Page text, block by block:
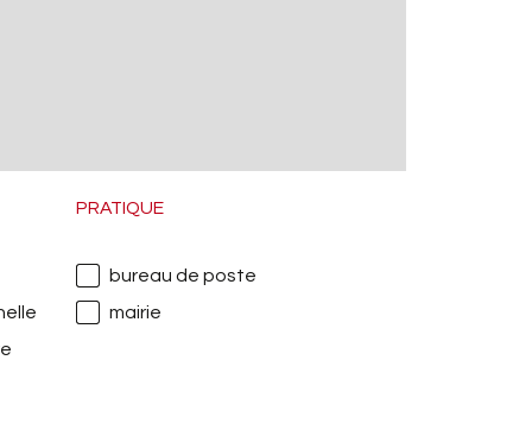
PRATIQUE
bureau de poste
mairie